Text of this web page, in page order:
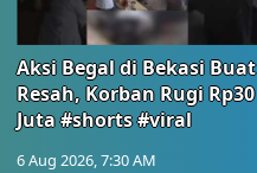
Aksi Begal di Bekasi Buat
Resah, Korban Rugi Rp30
Juta #shorts #viral
6 Aug 2026, 7:30 AM